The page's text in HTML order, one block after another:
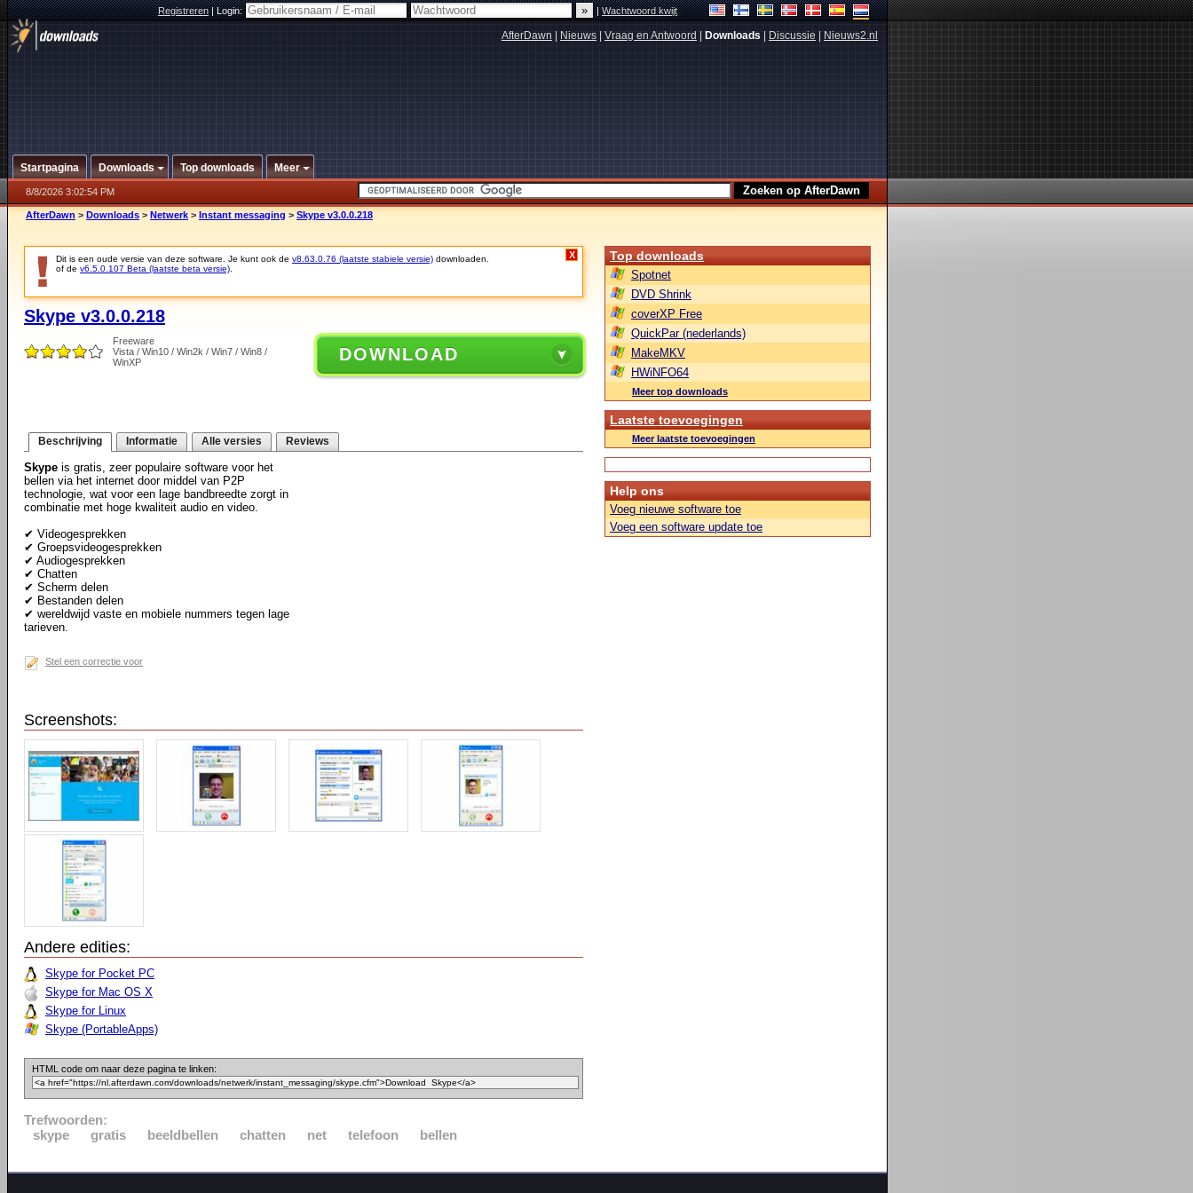
Registreren|Login: |Wachtwoord kwijt
AfterDawn Nieuws Vraag en Antwoord Downloads Discussie Nieuws2.nl
Startpagina Downloads Top downloads Meer
8/8/2026 3:02:54 PM
AfterDawn > Downloads > Netwerk > Instant messaging > Skype v3.0.0.218
Dit is een oude versie van deze software. Je kunt ook de v8.63.0.76 (laatste stabiele versie) downloaden.
of de v6.5.0.107 Beta (laatste beta versie)
X
Skype v3.0.0.218
Freeware
Vista / Win10 / Win2k / Win7 / Win8 /
WinXP
DOWNLOAD
Beschrijving Informatie Alle versies Reviews
Skype is gratis, zeer populaire software voor het
bellen via het internet door middel van P2P
technologie, wat voor een lage bandbreedte zorgt in
combinatie met hoge kwaliteit audio en video.
✔ Videogesprekken
✔ Groepsvideogesprekken
✔ Audiogesprekken
✔ Chatten
✔ Scherm delen
✔ Bestanden delen
✔ wereldwijd vaste en mobiele nummers tegen lage
tarieven.
Stel een correctie voor
Screenshots:
Andere edities:
Skype for Pocket PC
Skype for Mac OS X
Skype for Linux
Skype (PortableApps)
HTML code om naar deze pagina te linken:
Trefwoorden:
skype
gratis beeldbellen chatten net telefoon bellen
Top downloads
Spotnet
DVD Shrink
coverXP Free
QuickPar (nederlands)
MakeMKV
HWiNFO64
Meer top downloads
Laatste toevoegingen
Meer laatste toevoegingen
Help ons
Voeg nieuwe software toe
Voeg een software update toe